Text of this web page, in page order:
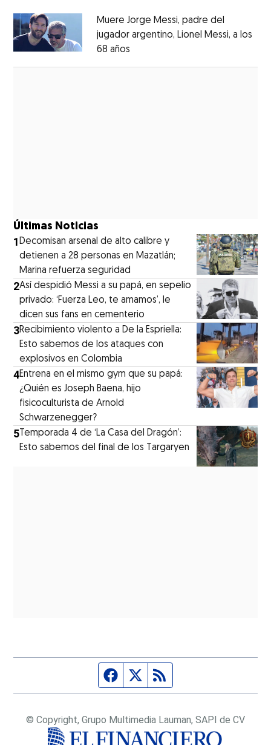
Muere Jorge Messi, padre del
jugador argentino, Lionel Messi, a los
68 años
Últimas Noticias
1Decomisan arsenal de alto calibre y
detienen a 28 personas en Mazatlán;
Marina refuerza seguridad
2Así despidió Messi a su papá, en sepelio
privado: ‘Fuerza Leo, te amamos’, le
dicen sus fans en cementerio
3Recibimiento violento a De la Espriella:
Esto sabemos de los ataques con
explosivos en Colombia
4Entrena en el mismo gym que su papá:
¿Quién es Joseph Baena, hijo
fisicoculturista de Arnold
Schwarzenegger?
5Temporada 4 de ‘La Casa del Dragón’:
Esto sabemos del final de los Targaryen
Página de Facebook
Fuente Twitter
© Copyright, Grupo Multimedia Lauman, SAPI de CV